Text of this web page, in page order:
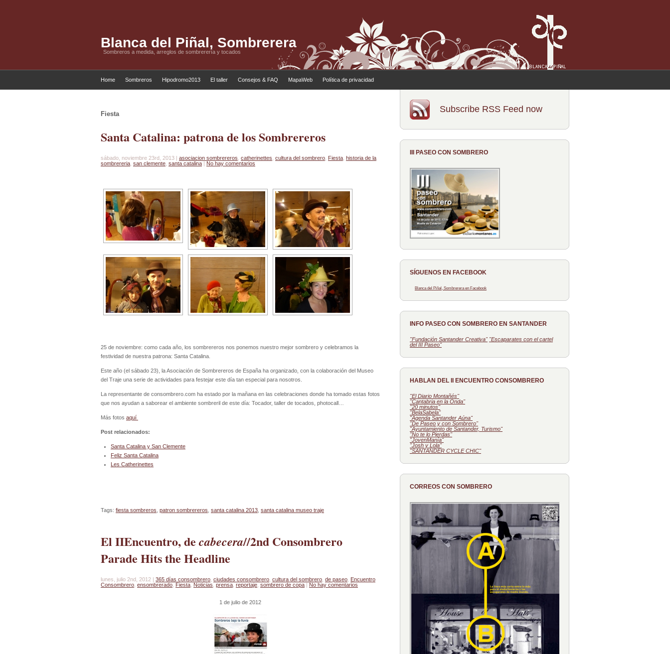
Blanca del Piñal, Sombrerera
Sombreros a medida, arreglos de sombrerería y tocados
Home Sombreros Hipodromo2013 El taller Consejos & FAQ MapaWeb Política de privacidad
Fiesta
Santa Catalina: patrona de los Sombrereros
sábado, noviembre 23rd, 2013 | asociacion sombrereros catherinettes cultura del sombrero Fiesta historia de la
sombrereria san clemente santa catalina | No hay comentarios
25 de noviembre: como cada año, los sombrereros nos ponemos nuestro mejor sombrero y celebramos la
festividad de nuestra patrona: Santa Catalina.
Este año (el sábado 23), la Asociación de Sombrereros de España ha organizado, con la colaboración del Museo
del Traje una serie de actividades para festejar este día tan especial para nosotros.
La representante de consombrero.com ha estado por la mañana en las celebraciones donde ha tomado estas fotos
que nos ayudan a saborear el ambiente sombreril de este día: Tocador, taller de tocados, photocall…
Más fotos aquí
Post relacionados:
Santa Catalina y San Clemente
Feliz Santa Catalina
Les Catherinettes
Tags: fiesta sombreros patron sombrereros santa catalina 2013 santa catalina museo traje
El IIEncuentro, de cabecera//2nd Consombrero
Parade Hits the Headline
lunes, julio 2nd, 2012 | 365 días consombrero ciudades consombrero cultura del sombrero de paseo Encuentro
Consombrero ensombrerado Fiesta Noticias prensa reportaje sombrero de copa | No hay comentarios
1 de julio de 2012
Subscribe RSS Feed now
III PASEO CON SOMBRERO
SÍGUENOS EN FACEBOOK
Blanca del Piñal, Sombrerera en Facebook
INFO PASEO CON SOMBRERO EN SANTANDER
"Fundación Santander Creativa" "Escaparates con el cartel
del III Paseo"
HABLAN DEL II ENCUENTRO CONSOMBRERO
"El Diario Montañés"
"Cantabria en la Onda"
"20 minutos"
"BelaSabela"
"Agenda Santander Aúna"
"De Paseo y con Sombrero"
"Ayuntamiento de Santander, Turismo"
"No te lo Pierdas"
"JovenManía"
"Josh y Lola"
"SANTANDER CYCLE CHIC"
CORREOS CON SOMBRERO